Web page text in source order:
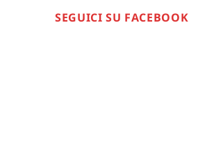
SEGUICI SU FACEBOOK